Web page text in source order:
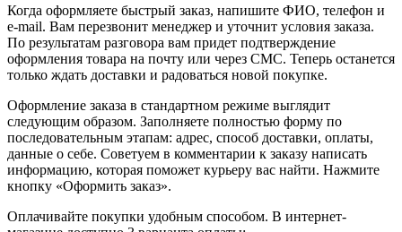
Когда оформляете быстрый заказ, напишите ФИО, телефон и
e-mail. Вам перезвонит менеджер и уточнит условия заказа.
По результатам разговора вам придет подтверждение
оформления товара на почту или через СМС. Теперь останется
только ждать доставки и радоваться новой покупке.
Оформление заказа в стандартном режиме выглядит
следующим образом. Заполняете полностью форму по
последовательным этапам: адрес, способ доставки, оплаты,
данные о себе. Советуем в комментарии к заказу написать
информацию, которая поможет курьеру вас найти. Нажмите
кнопку «Оформить заказ».
Оплачивайте покупки удобным способом. В интернет-